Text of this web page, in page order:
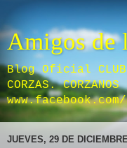
Amigos de
Blog Oficial CLUB
CORZAS.
JUEVES, 29 DE